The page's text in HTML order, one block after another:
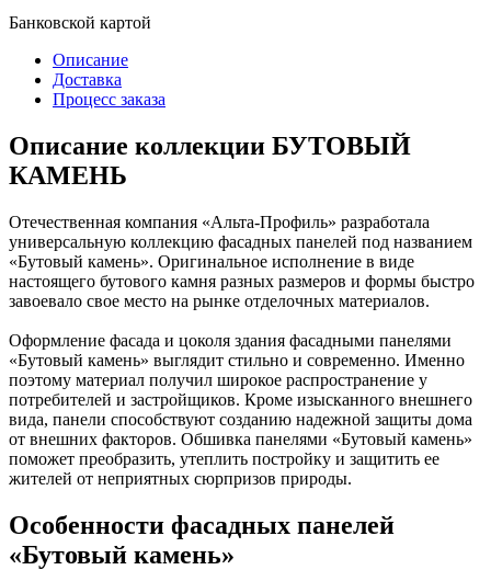
Банковской картой
Описание
Доставка
Процесс заказа
Описание коллекции БУТОВЫЙ
КАМЕНЬ
Отечественная компания «Альта-Профиль» разработала
универсальную коллекцию фасадных панелей под названием
«Бутовый камень». Оригинальное исполнение в виде
настоящего бутового камня разных размеров и формы быстро
завоевало свое место на рынке отделочных материалов.
Оформление фасада и цоколя здания фасадными панелями
«Бутовый камень» выглядит стильно и современно. Именно
поэтому материал получил широкое распространение у
потребителей и застройщиков. Кроме изысканного внешнего
вида, панели способствуют созданию надежной защиты дома
от внешних факторов. Обшивка панелями «Бутовый камень»
поможет преобразить, утеплить постройку и защитить ее
жителей от неприятных сюрпризов природы.
Особенности фасадных панелей
«Бутовый камень»